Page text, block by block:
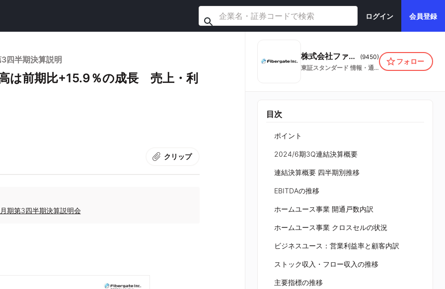
ログイン 会員登録
四半期決算説明
は前期比+15.9％の成長 売上・利
クリップ
期第3四半期決算説明会
株式会社ファイバーゲート (9450)
東証スタンダード 情報・通信業
フォロー
目次
ポイント
2024/6期3Q連結決算概要
連結決算概要 四半期別推移
EBITDAの推移
ホームユース事業 開通戸数内訳
ホームユース事業 クロスセルの状況
ビジネスユース：営業利益率と顧客内訳
ストック収入・フロー収入の推移
主要指標の推移